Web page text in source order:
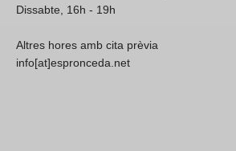
Dissabte, 16h - 19h
Altres hores amb cita prèvia
info[at]espronceda.net